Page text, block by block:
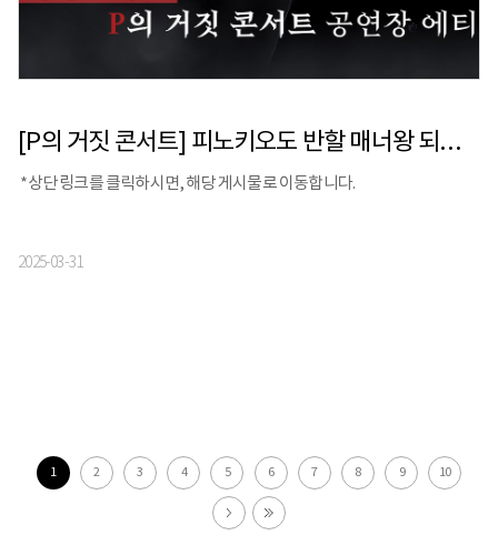
[P의 거짓 콘서트] 피노키오도 반할 매너왕 되기 I 공연 에티켓 필수 TIP
*상단 링크를 클릭하시면, 해당 게시물로 이동합니다.
2025-03-31
1 2 3 4 5 6 7 8 9 10